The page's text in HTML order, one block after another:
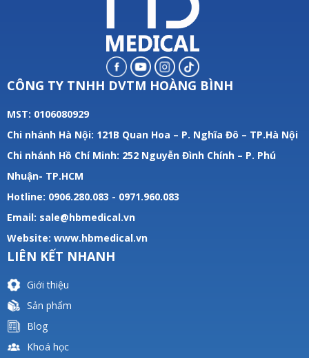
CÔNG TY TNHH DVTM HOÀNG BÌNH
MST: 0106080929
Chi nhánh Hà Nội: 121B Quan Hoa – P. Nghĩa Đô – TP.Hà Nội
Chi nhánh Hồ Chí Minh: 252 Nguyễn Đình Chính – P. Phú
Nhuận- TP.HCM
Hotline: 0906.280.083 - 0971.960.083
Email: sale@hbmedical.vn
Website: www.hbmedical.vn
LIÊN KẾT NHANH
Giới thiệu
Sản phẩm
Blog
Khoá học